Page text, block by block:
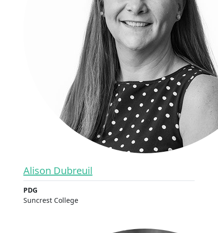
Alison Dubreuil
PDG
Suncrest College